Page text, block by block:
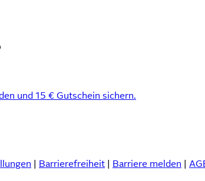
und 15 € Gutschein sichern.
Barrierefreiheit Barriere melden